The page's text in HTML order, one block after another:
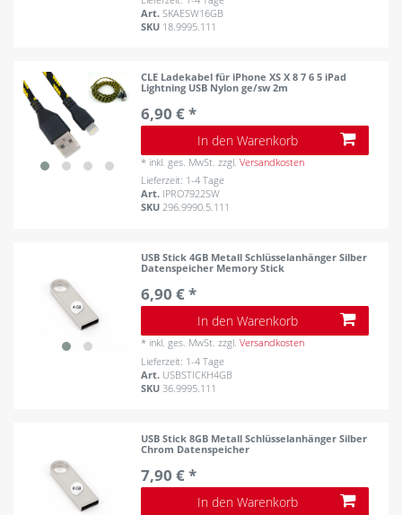
Art.SKAESW16GB
SKU 18.9995.111
CLE Ladekabel für iPhone XS X 8 7 6 5 iPad
Lightning USB Nylon ge/sw 2m
6,90 € *
In den Warenkorb
* inkl. ges. MwSt. zzgl.Versandkosten
Lieferzeit: 1-4 Tage
Art. IPRO7922SW
SKU296.9990.5.111
USB Stick 4GB Metall Schlüsselanhänger Silber
Datenspeicher Memory Stick
6,90 € *
In den Warenkorb
* inkl. ges. MwSt. zzgl.Versandkosten
Lieferzeit: 1-4 Tage
Art. USBSTICKH4GB
SKU 36.9995.111
USB Stick 8GB Metall Schlüsselanhänger Silber
Chrom Datenspeicher
7,90 € *
In den Warenkorb